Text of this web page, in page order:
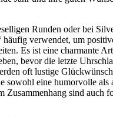
Runden oder bei
häufig verwendet, um
Es ist eine charmante
bevor die letzte
oft lustige
sowohl eine humorvolle als
Zusammenhang sind auch